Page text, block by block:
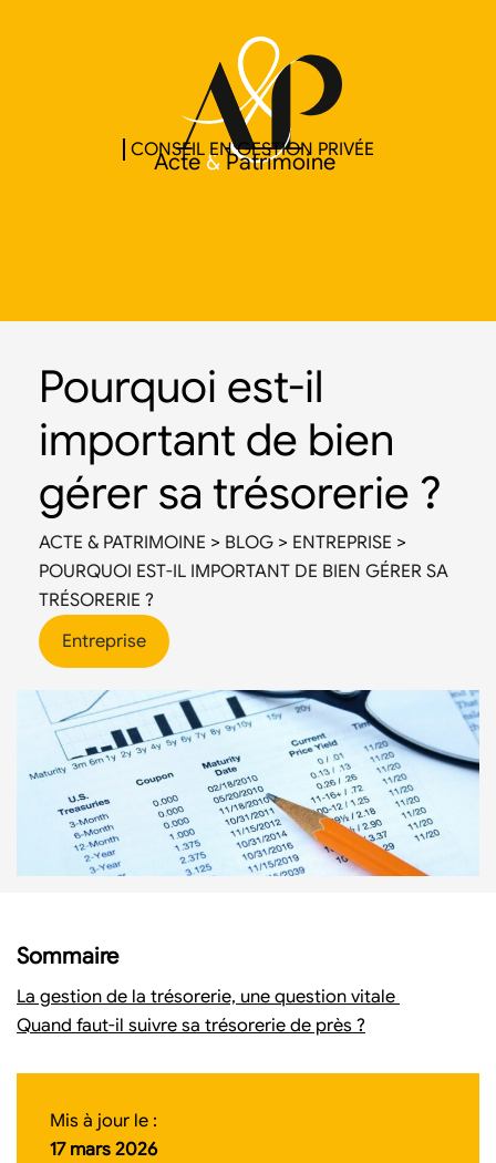
Acte&Patrimoine
CONSEIL EN GESTION PRIVÉE
Pourquoi est-il
important de bien
gérer sa trésorerie ?
ACTE & PATRIMOINE > BLOG > ENTREPRISE >
POURQUOI EST-IL IMPORTANT DE BIEN GÉRER SA
TRÉSORERIE ?
Entreprise
Mis à jour le :
17 mars 2026
Sommaire
La gestion de la trésorerie, une question vitale
Quand faut-il suivre sa trésorerie de près ?